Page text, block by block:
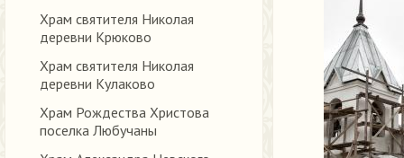
Храм святителя Николая
деревни Крюково
Храм святителя Николая
деревни Кулаково
Храм Рождества Христова
поселка Любучаны